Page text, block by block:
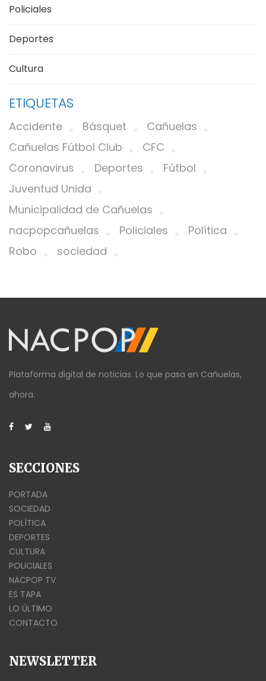
Policiales
Deportes
Cultura
ETIQUETAS
Accidente Básquet
Cañuelas
Cañuelas Fútbol Club
CFC
Coronavirus
Deportes
Fútbol
Juventud Unida
Municipalidad de Cañuelas
nacpopcañuelas
Policiales
Política
Robo
sociedad
Plataforma digital de noticias. Lo que pasa en Cañuelas,
ahora.
SECCIONES
PORTADA
SOCIEDAD
POLÍTICA
DEPORTES
CULTURA
POLICIALES
NACPOP TV
ES TAPA
LO ÚLTIMO
CONTACTO
NEWSLETTER